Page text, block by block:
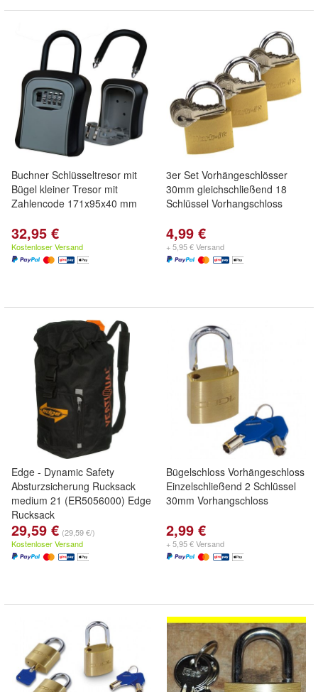
Buchner Schlüsseltresor mit
Bügel kleiner Tresor mit
Zahlencode 171x95x40 mm
32,95 €
Kostenloser Versand
3er Set Vorhängeschlösser
30mm gleichschließend 18
Schlüssel Vorhangschloss
4,99 €
+ 5,95 € Versand
Edge - Dynamic Safety
Absturzsicherung Rucksack
medium 21 (ER5056000) Edge
Rucksack
29,59 € (29,59 €/)
Kostenloser Versand
Bügelschloss Vorhängeschloss
Einzelschließend 2 Schlüssel
30mm Vorhangschloss
2,99 €
+ 5,95 € Versand